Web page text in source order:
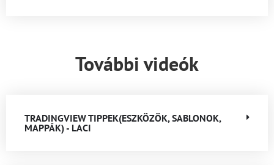
További videók
TRADINGVIEW TIPPEK(ESZKÖZÖK, SABLONOK,
MAPPÁK) - LACI